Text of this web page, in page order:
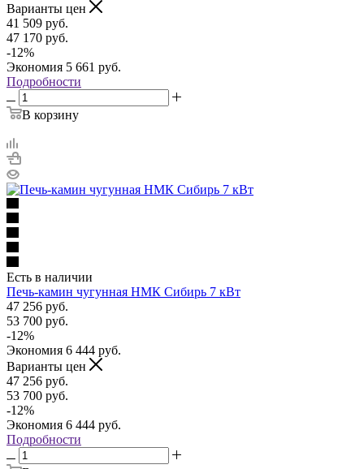
Варианты цен
41 509 руб.
47 170 руб.
-12%
Экономия 5 661 руб.
Подробности
В корзину
Есть в наличии
Печь-камин чугунная НМК Сибирь 7 кВт
47 256 руб.
53 700 руб.
-12%
Экономия 6 444 руб.
Варианты цен
47 256 руб.
53 700 руб.
-12%
Экономия 6 444 руб.
Подробности